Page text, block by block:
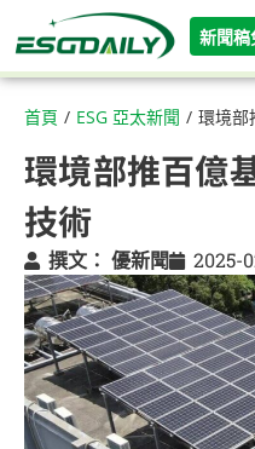
新聞稿
首頁 / ESG 亞太新聞 / 環境部
環境部推百億
技術
撰文： 優新聞 2025-